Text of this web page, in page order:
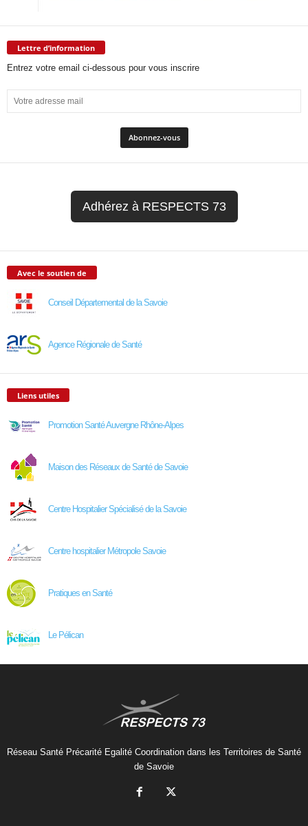
Lettre d’information
Entrez votre email ci-dessous pour vous inscrire
Adhérez à RESPECTS 73
Avec le soutien de
Conseil Départemental de la Savoie
Agence Régionale de Santé
Liens utiles
Promotion Santé Auvergne Rhône-Alpes
Maison des Réseaux de Santé de Savoie
Centre Hospitalier Spécialisé de la Savoie
Centre hospitalier Métropole Savoie
Pratiques en Santé
Le Pélican
Réseau Santé Précarité Egalité Coordination dans les Territoires de Santé
de Savoie